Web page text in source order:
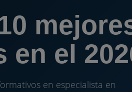
en el
en especialista en